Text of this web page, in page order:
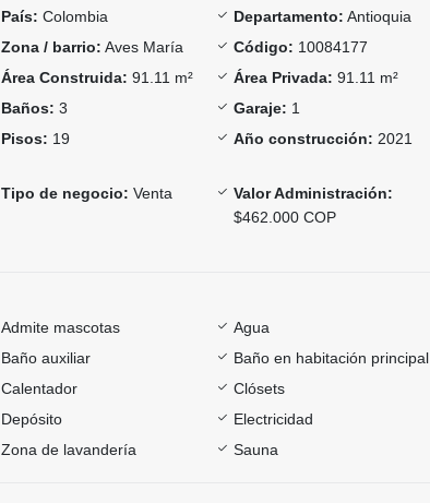
País: Colombia Departamento: Antioquia
Zona / barrio: Aves María Código: 10084177
Área Construida: 91.11 m² Área Privada: 91.11 m²
Baños: 3 Garaje: 1
Pisos: 19 Año construcción: 2021
Tipo de negocio: Venta
Valor Administración:
$462.000 COP
Admite mascotas Agua
Baño auxiliar
Baño en habitación principal
Calentador
Clósets
Depósito
Electricidad
Zona de lavandería
Sauna